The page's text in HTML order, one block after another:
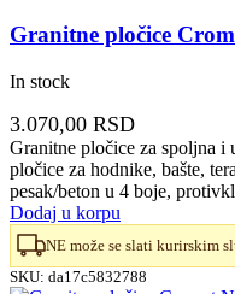
Granitne pločice
In stock
3.070,00 RSD
Granitne pločice za spoljna i
pločice za hodnike, bašte,
pesak/beton u 4 boje,
Dodaj u korpu
NE može se slati kurirskim
SKU: da17c5832788